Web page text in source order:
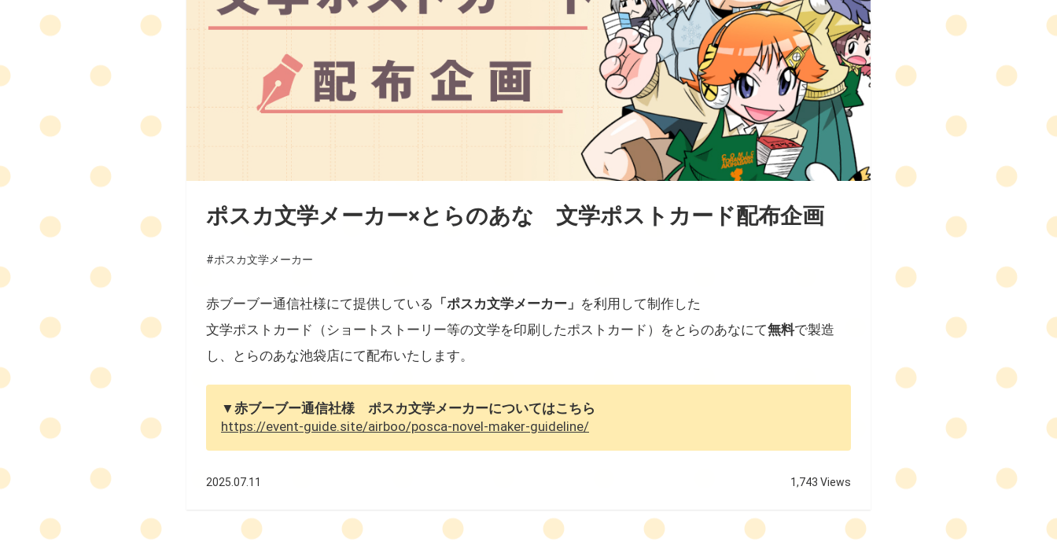
ポスカ文学メーカー×とらのあな 文学ポストカード配布企画
#ポスカ文学メーカー
赤ブーブー通信社様にて提供している 「ポスカ文学メーカー」 を利用して制作した
文学ポストカード（ショートストーリー等の文学を印刷したポストカード）をとらのあなにて無料で製造
し、とらのあな池袋店にて配布いたします。
▼赤ブーブー通信社様 ポスカ文学メーカーについてはこちら
https://event-guide.site/airboo/posca-novel-maker-guideline/
2025.07.11 1,743 Views